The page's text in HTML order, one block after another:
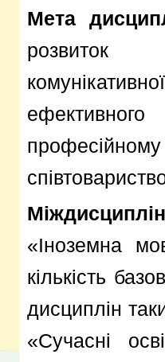
Мета
розвиток
професійному
«Іноземна
кількість
дисциплін
«Сучасні